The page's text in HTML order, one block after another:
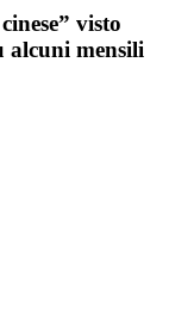
visto
alcuni mensili